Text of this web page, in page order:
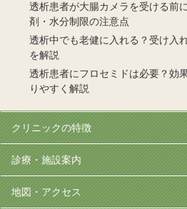
透析患者が大腸カメラを受ける前
剤・水分制限の注意点
透析中でも老健に入れる？受け入
を解説
透析患者にフロセミドは必要？効
りやすく解説
クリニックの特徴
診療・施設案内
地図・アクセス